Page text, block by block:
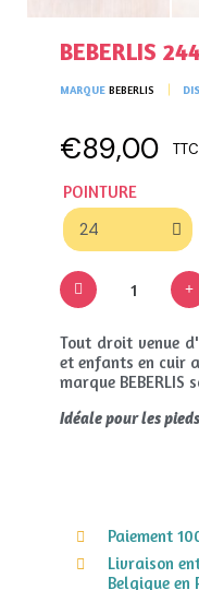
BEBERLIS
MARQUE BEBERLIS
€89,00 TTC
POINTURE
Tout droit venue
et enfants en cuir
marque
Idéale pour les
Paiement
Livraison
Belgique en